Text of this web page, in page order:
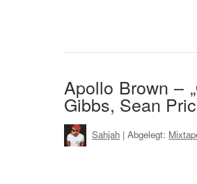
Apollo Brown –
Gibbs, Sean
Sahjah | Abgelegt: